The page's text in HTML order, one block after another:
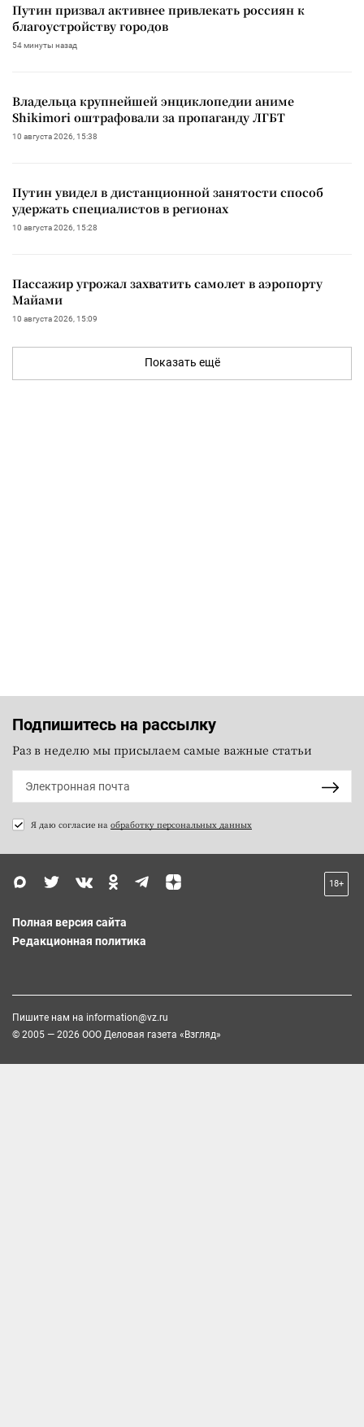
Путин призвал активнее привлекать россиян к
благоустройству городов
54 минуты назад
Владельца крупнейшей энциклопедии аниме
Shikimori оштрафовали за пропаганду ЛГБТ
10 августа 2026, 15:38
Путин увидел в дистанционной занятости способ
удержать специалистов в регионах
10 августа 2026, 15:28
Пассажир угрожал захватить самолет в аэропорту
Майами
10 августа 2026, 15:09
Показать ещё
Подпишитесь на рассылку
Раз в неделю мы присылаем самые важные статьи
Я даю согласие на обработку персональных данных
18+
Полная версия сайта
Редакционная политика
Пишите нам на information@vz.ru
© 2005 — 2026 ООО Деловая газета «Взгляд»